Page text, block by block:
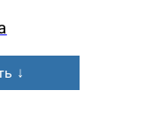
↓